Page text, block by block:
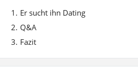
Er sucht ihn Dating
Q&A
Fazit